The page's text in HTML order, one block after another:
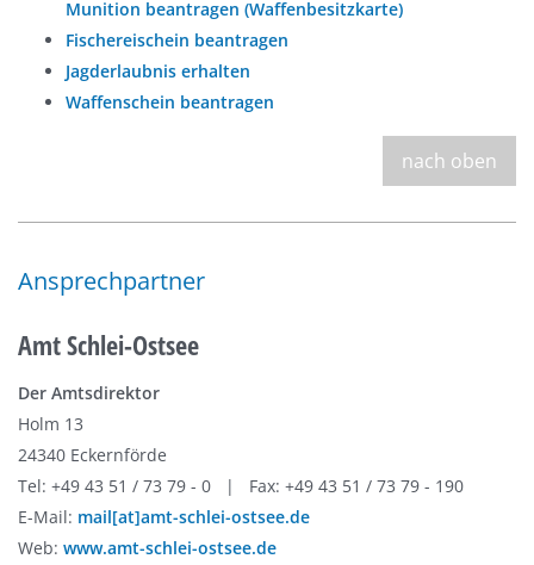
Munition beantragen (Waffenbesitzkarte)
Fischereischein beantragen
Jagderlaubnis erhalten
Waffenschein beantragen
nach oben
Ansprechpartner
Amt Schlei-Ostsee
Der Amtsdirektor
Holm 13
24340 Eckernförde
Tel: +49 43 51 / 73 79 - 0 | Fax: +49 43 51 / 73 79 - 190
E-Mail: mail[at]amt-schlei-ostsee.de
Web: www.amt-schlei-ostsee.de